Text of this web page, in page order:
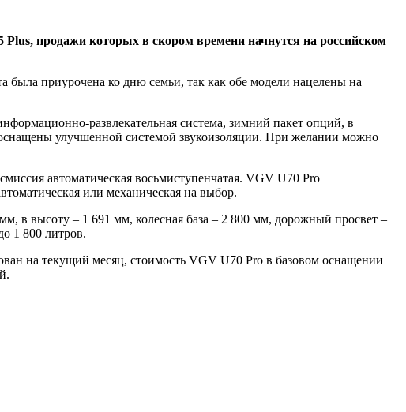
продажи которых в скором времени начнутся на российском
приурочена ко дню семьи, так как обе модели нацелены на
развлекательная система, зимний пакет опций, в
оснащены улучшенной системой звукоизоляции. При желании можно
автоматическая восьмиступенчатая. VGV U70 Pro
или механическая на выбор.
в высоту – 1 691 мм, колесная база – 2 800 мм, дорожный просвет –
1 800 литров.
на текущий месяц, стоимость VGV U70 Pro в базовом оснащении